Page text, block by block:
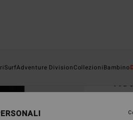
SurfAdventure DivisionCollezioniBambino